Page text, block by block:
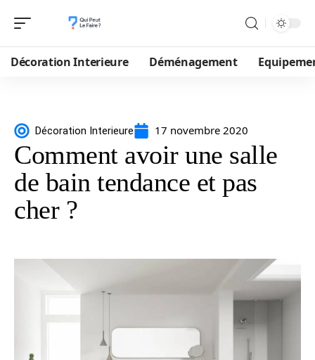
Décoration Interieure Déménagement
Décoration Interieure 17 novembre 2020
Comment avoir une salle
de bain tendance et pas
cher ?